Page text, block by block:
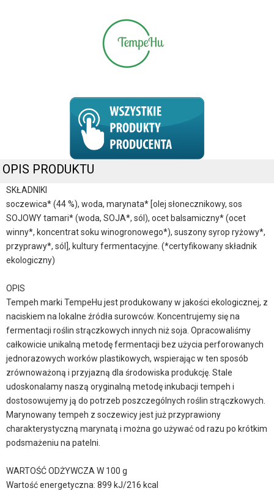
OPIS PRODUKTU
SKŁADNIKI
soczewica* (44 %), woda, marynata* [olej słonecznikowy, sos
SOJOWY tamari* (woda, SOJA*, sól), ocet balsamiczny* (ocet
winny*, koncentrat soku winogronowego*), suszony syrop ryżowy*,
przyprawy*, sól], kultury fermentacyjne. (*certyfikowany składnik
ekologiczny)
OPIS
Tempeh marki TempeHu jest produkowany w jakości ekologicznej, z
naciskiem na lokalne źródła surowców. Koncentrujemy się na
fermentacji roślin strączkowych innych niż soja. Opracowaliśmy
całkowicie unikalną metodę fermentacji bez użycia perforowanych
jednorazowych worków plastikowych, wspierając w ten sposób
zrównoważoną i przyjazną dla środowiska produkcję. Stale
udoskonalamy naszą oryginalną metodę inkubacji tempeh i
dostosowujemy ją do potrzeb poszczególnych roślin strączkowych.
Marynowany tempeh z soczewicy jest już przyprawiony
charakterystyczną marynatą i można go używać od razu po krótkim
podsmażeniu na patelni.
WARTOŚĆ ODŻYWCZA W 100 g
Wartość energetyczna: 899 kJ/216 kcal